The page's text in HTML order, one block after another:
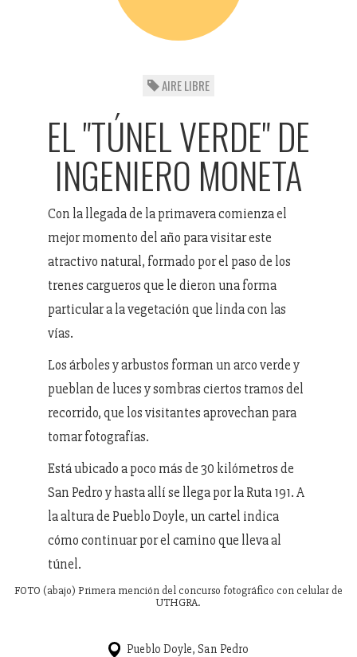
AIRE LIBRE
EL "TÚNEL VERDE" DE
INGENIERO MONETA
Con la llegada de la primavera comienza el
mejor momento del año para visitar este
atractivo natural, formado por el paso de los
trenes cargueros que le dieron una forma
particular a la vegetación que linda con las
vías.
Los árboles y arbustos forman un arco verde y
pueblan de luces y sombras ciertos tramos del
recorrido, que los visitantes aprovechan para
tomar fotografías.
Está ubicado a poco más de 30 kilómetros de
San Pedro y hasta allí se llega por la Ruta 191. A
la altura de Pueblo Doyle, un cartel indica
cómo continuar por el camino que lleva al
túnel.
FOTO (abajo) Primera mención del concurso fotográfico con celular de
UTHGRA.
Pueblo Doyle, San Pedro